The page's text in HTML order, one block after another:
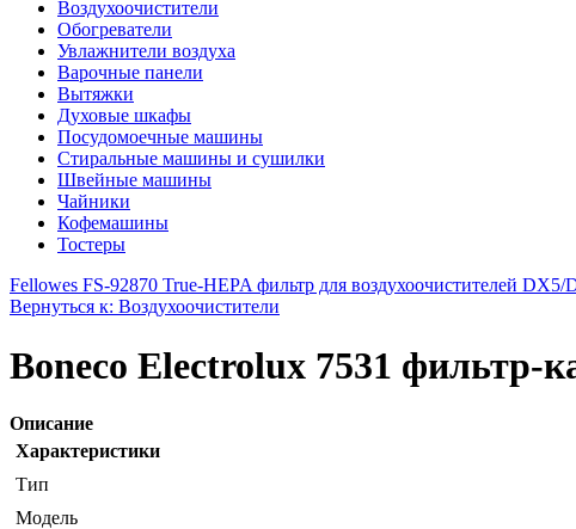
Воздухоочистители
Обогреватели
Увлажнители воздуха
Варочные панели
Вытяжки
Духовые шкафы
Посудомоечные машины
Стиральные машины и сушилки
Швейные машины
Чайники
Кофемашины
Тостеры
Fellowes FS-92870 True-HEPA фильтр для воздухоочистителей DX5/
Вернуться к: Воздухоочистители
Boneco Electrolux 7531 фильтр-
Описание
Характеристики
Тип
Модель